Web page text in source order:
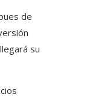
de
su